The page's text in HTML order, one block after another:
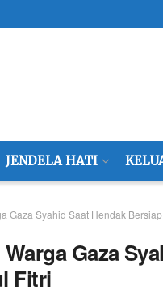
JENDELA HATI
Gaza Syahid Saat Hendak
Gaza
Fitri